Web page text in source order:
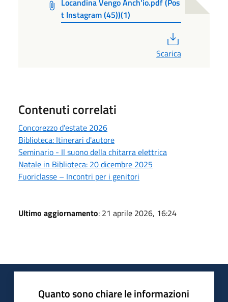
Locandina Vengo Anch'io.pdf (Pos
t Instagram (45))(1)
Scarica
Contenuti correlati
Concorezzo d'estate 2026
Biblioteca: Itinerari d'autore
Seminario - Il suono della chitarra elettrica
Natale in Biblioteca: 20 dicembre 2025
Fuoriclasse – Incontri per i genitori
Ultimo aggiornamento: 21 aprile 2026, 16:24
Quanto sono chiare le informazioni